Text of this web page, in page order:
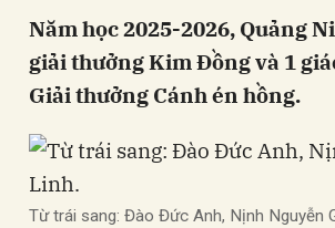
Năm học 2025-2026, Quảng
giải thưởng Kim Đồng và 1
Giải thưởng Cánh én hồng.
Từ trái sang: Đào Đức Anh, Nịnh Nguyễn